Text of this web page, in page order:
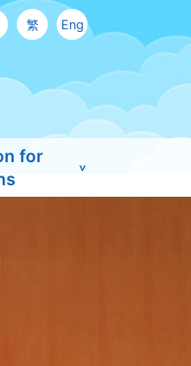
繁 Eng
for